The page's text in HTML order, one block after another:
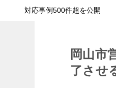
対応事例500件超を公開
岡山市
了させ